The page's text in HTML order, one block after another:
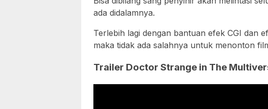
ada didalamnya.
Terlebih lagi dengan bantuan efek CGI dan
maka tidak ada salahnya untuk menonton
Trailer Doctor Strange in The